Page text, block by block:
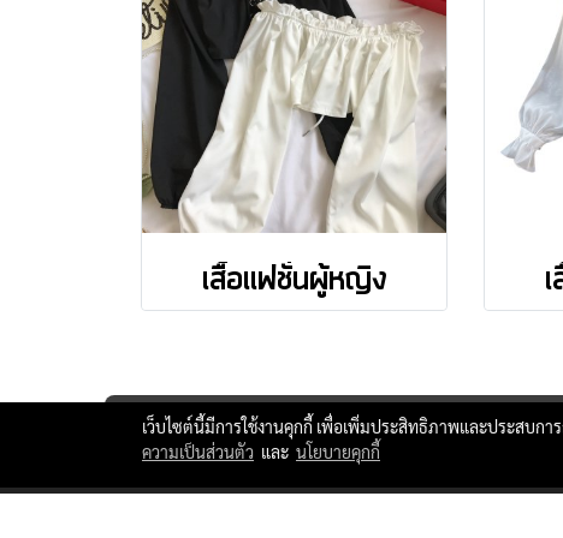
เสื้อแฟชั่นผู้หญิง
เว็บไซต์นี้มีการใช้งานคุกกี้ เพื่อเพิ่มประสิทธิภาพและประสบก
ความเป็นส่วนตัว และ นโยบายคุกกี้